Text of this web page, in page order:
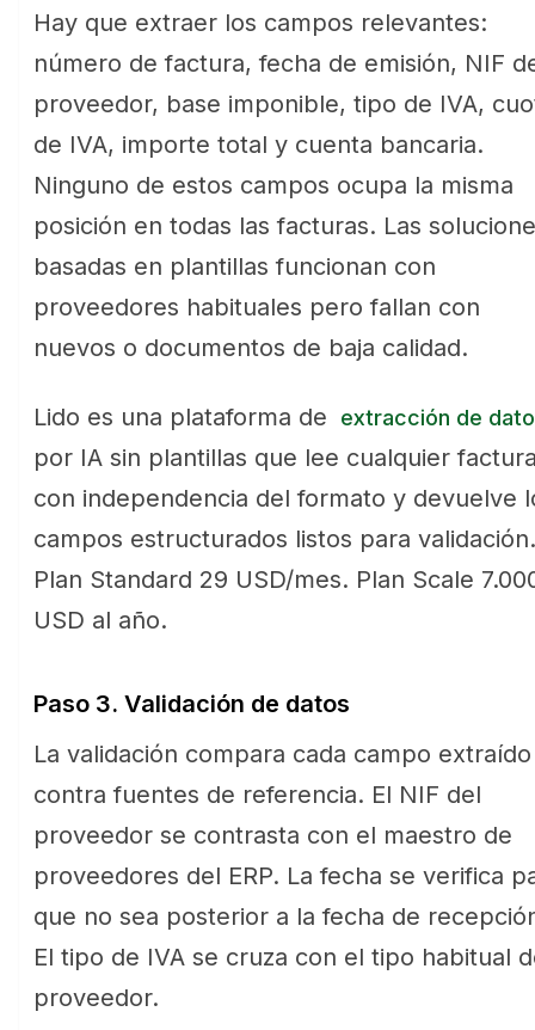
Hay que extraer los campos relevantes:
número de factura, fecha de emisión, NIF
proveedor, base imponible, tipo de IVA,
de IVA, importe total y cuenta bancaria.
Ninguno de estos campos ocupa la misma
posición en todas las facturas. Las
basadas en plantillas funcionan con
proveedores habituales pero fallan con
nuevos o documentos de baja calidad.
Lido es una plataforma de extracción de
por IA sin plantillas que lee cualquier
con independencia del formato y devuelve
campos estructurados listos para validación.
Plan Standard 29 USD/mes. Plan Scale
USD al año.
Paso 3. Validación de datos
La validación compara cada campo extraído
contra fuentes de referencia. El NIF del
proveedor se contrasta con el maestro de
proveedores del ERP. La fecha se verifica
que no sea posterior a la fecha de
El tipo de IVA se cruza con el tipo habitual
proveedor.